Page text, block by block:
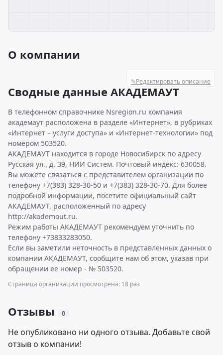
О компании
✎Редактировать описание
Сводные данные АКАДЕМАУТ
В телефонном справочнике Nsregion.ru компания
академаут расположена в разделе «Интернет», в рубриках
«Интернет – услуги доступа» и «Интернет-технологии» под
номером 503520.
АКАДЕМАУТ находится в городе Новосибирск по адресу
Русская ул., д. 39, НИИ Систем. Почтовый индекс: 630058.
Вы можете связаться с представителем организации по
телефону +7(383) 328-30-50 и +7(383) 328-30-70. Для более
подробной информации, посетите официальный сайт
АКАДЕМАУТ, расположенный по адресу
http://akademout.ru.
Режим работы АКАДЕМАУТ рекомендуем уточнить по
телефону +73833283050.
Если вы заметили неточность в представленных данных о
компании АКАДЕМАУТ, сообщите нам об этом, указав при
обращении ее номер - № 503520.
Страница организации просмотрена: 18 раз
Отзывы 0
Не опубликовано ни одного отзыва. Добавьте свой
отзыв о компании!